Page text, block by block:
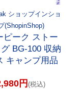
ショップインショ
(ShopinShop)
ピーク ストー
BG-100 収納
キャンプ用品
円 (税込)